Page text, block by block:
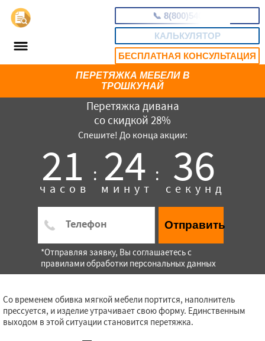
📞 8(800)5403465
КАЛЬКУЛЯТОР
БЕСПЛАТНАЯ КОНСУЛЬТАЦИЯ
Перетяжка дивана
со скидкой 28%
Спешите! До конца акции:
21 :
часов 24 :
минут 35
секунд
Отправить
*Отправляя заявку, Вы соглашаетесь с
правилами обработки персональных данных
ПЕРЕТЯЖКА МЕБЕЛИ В
ТРОШКУНАЙ
Со временем обивка мягкой мебели портится, наполнитель
прессуется, и изделие утрачивает свою форму. Единственным
выходом в этой ситуации становится перетяжка.